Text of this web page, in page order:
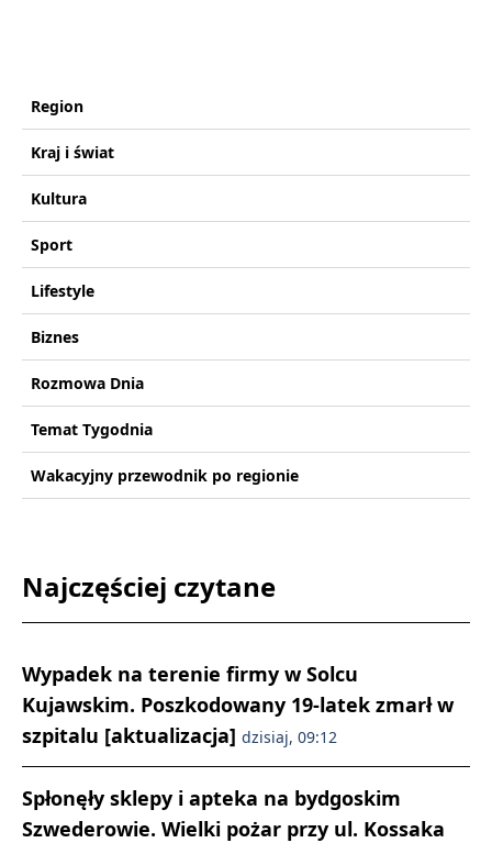
Region
Kraj i świat
Kultura
Sport
Lifestyle
Biznes
Rozmowa Dnia
Temat Tygodnia
Wakacyjny przewodnik po regionie
Najczęściej czytane
Wypadek na terenie firmy w Solcu
Kujawskim. Poszkodowany 19-latek zmarł w
szpitalu [aktualizacja] dzisiaj, 09:12
Spłonęły sklepy i apteka na bydgoskim
Szwederowie. Wielki pożar przy ul. Kossaka